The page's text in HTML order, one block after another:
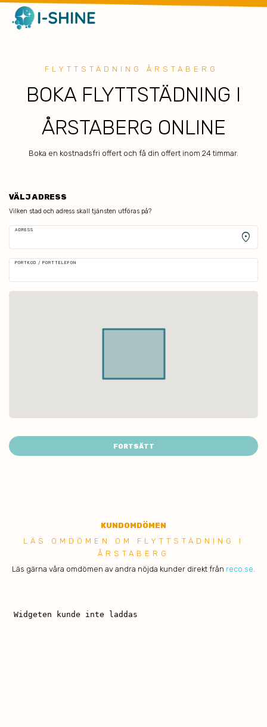
FLYTTSTÄDNING ÅRSTABERG
BOKA FLYTTSTÄDNING I
ÅRSTABERG ONLINE
Boka en kostnadsfri offert och få din offert inom 24 timmar.
VÄLJ ADRESS
Vilken stad och adress skall tjänsten utföras på?
ADRESS
location_on
PORTKOD / PORTTELEFON
FORTSÄTT
KUNDOMDÖMEN
LÄS OMDÖMEN OM FLYTTSTÄDNING I
ÅRSTABERG
Läs gärna våra omdömen av andra nöjda kunder direkt från reco.se